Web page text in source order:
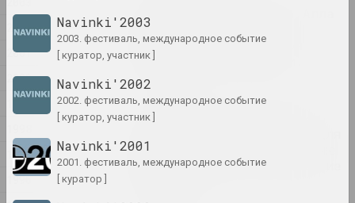
2002
2001
2000
1997
1996
Савашевич удостоена
престижной Вроцлавской
художественной премии.
публикация
В Дюссельдорфе художники
публики. В фестивале также
приняли участие белорусские
Navinki'2003
2003. фестиваль, международное событие
[ куратор, участник ]
Navinki'2002
2002. фестиваль, международное событие
[ куратор, участник ]
Navinki'2001
2001. фестиваль, международное событие
[ куратор ]